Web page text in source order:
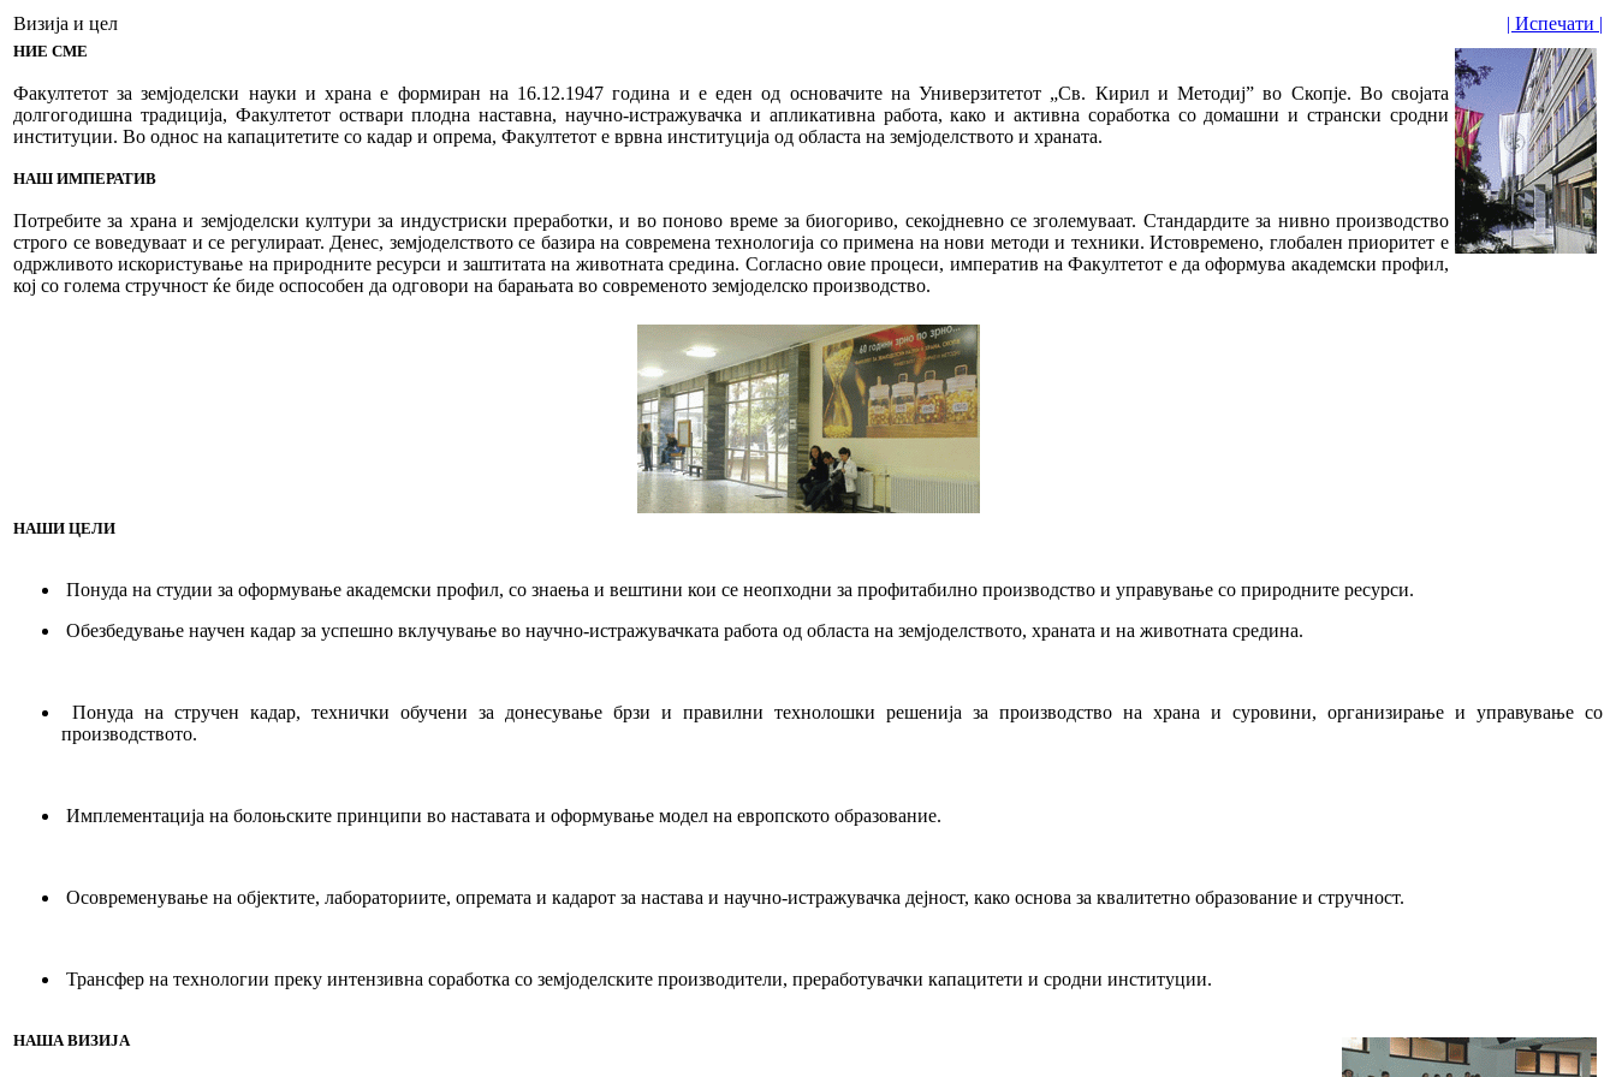
Визија и цел | Испечати |
НИЕ СМЕ
Факултетот за земјоделски науки и храна е формиран на 16.12.1947 година и е еден од основачите на Универзитетот „Св. Кирил и Методиј” во Скопје. Во својата
долгогодишна традиција, Факултетот оствари плодна наставна, научно-истражувачка и апликативна работа, како и активна соработка со домашни и странски сродни
институции. Во однос на капацитетите со кадар и опрема, Факултетот е врвна институција од областа на земјоделството и храната.
НАШ ИМПЕРАТИВ
Потребите за храна и земјоделски култури за индустриски преработки, и во поново време за биогориво, секојдневно се зголемуваат. Стандардите за нивно производство
строго се воведуваат и се регулираат. Денес, земјоделството се базира на современа технологија со примена на нови методи и техники. Истовремено, глобален приоритет е
одржливото искористување на природните ресурси и заштитата на животната средина. Согласно овие процеси, императив на Факултетот е да оформува академски профил,
кој со голема стручност ќе биде оспособен да одговори на барањата во современото земјоделско производство.
НАШИ ЦЕЛИ
Понуда на студии за оформување академски профил, со знаења и вештини кои се неопходни за профитабилно производство и управување со природните ресурси.
Обезбедување научен кадар за успешно вклучување во научно-истражувачката работа од областа на земјоделството, храната и на животната средина.
Понуда на стручен кадар, технички обучени за донесување брзи и правилни технолошки решенија за производство на храна и суровини, организирање и управување со
производството.
Имплементација на болоњските принципи во наставата и оформување модел на европското образование.
Осовременување на објектите, лабораториите, опремата и кадарот за настава и научно-истражувачка дејност, како основа за квалитетно образование и стручност.
Трансфер на технологии преку интензивна соработка со земјоделските производители, преработувачки капацитети и сродни институции.
НАША ВИЗИЈА